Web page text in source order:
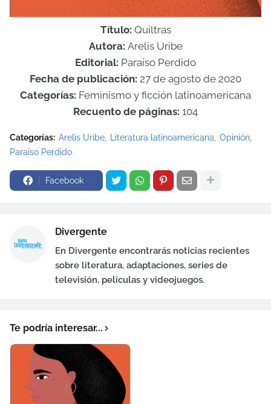
Título: Quiltras
Autora: Arelis Uribe
Editorial: Paraíso Perdido
Fecha de publicación: 27 de agosto de 2020
Categorías: Feminismo y ficción latinoamericana
Recuento de páginas: 104
Categorías: Arelis Uribe Literatura latinoamericana
Opinión
Paraíso Perdido
Facebook
Divergente
En Divergente encontrarás noticias recientes
sobre literatura, adaptaciones, series de
televisión, películas y videojuegos.
Te podría interesar...